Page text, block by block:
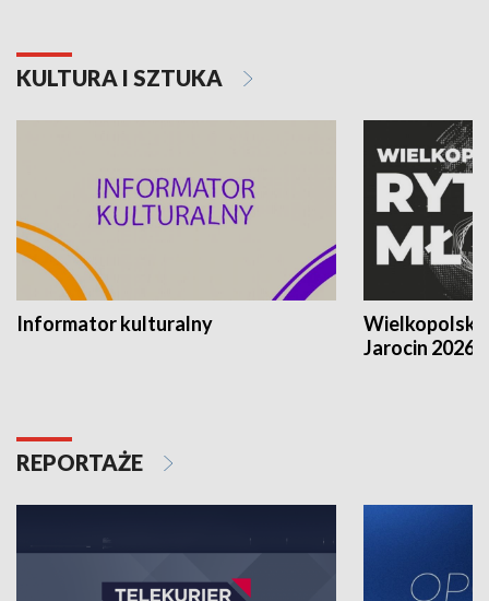
KULTURA I SZTUKA
Informator kulturalny
Jarocin 2026
REPORTAŻE